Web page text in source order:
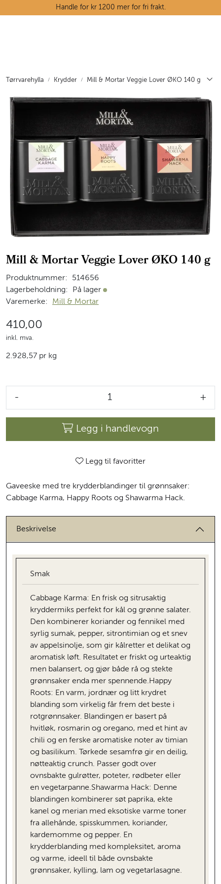
Skip to main contentHandle for kr 1200 mer for fri frakt.
Tørrvarehylla Krydder Mill & Mortar Veggie Lover ØKO 140 g
Mill & Mortar Veggie Lover ØKO 140 g
Produktnummer:
514656
Lagerbeholdning:
På lager På lager
Varemerke: Mill & Mortar
410,00
inkl. mva.
2.928,57 pr kg
- +
Legg i handlevogn
Legg til favoritter
Gaveeske med tre krydderblandinger til grønnsaker:
Cabbage Karma, Happy Roots og Shawarma Hack.
Beskrivelse
Smak
Cabbage Karma: En frisk og sitrusaktig
kryddermiks perfekt for kål og grønne salater.
Den kombinerer koriander og fennikel med
syrlig sumak, pepper, sitrontimian og et snev
av appelsinolje, som gir kålretter et delikat og
aromatisk løft. Resultatet er friskt og urteaktig
men balansert, og gjør både rå og stekte
grønnsaker enda mer spennende.Happy
Roots: En varm, jordnær og litt krydret
blanding som virkelig får frem det beste i
rotgrønnsaker. Blandingen er basert på
hvitløk, rosmarin og oregano, med et hint av
chili og en ferske aromatiske noter av timian
og basilikum. Tørkede sesamfrø gir en deilig,
nøtteaktig crunch. Passer godt over
ovnsbakte gulrøtter, poteter, rødbeter eller
en vegetarpanne.Shawarma Hack: Denne
blandingen kombinerer søt paprika, ekte
kanel og merian med eksotiske varme toner
fra allehånde, spisskummen, koriander,
kardemomme og pepper. En
krydderblanding med kompleksitet, aroma
og varme, ideell til både ovnsbakte
grønnsaker, kylling, lam og vegetarlasagne.
Tørrvarehylla
Grøntavdelingen
Oppskrifter
Kunnskapshjørnet